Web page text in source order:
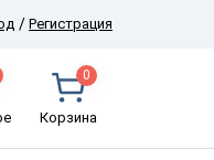
/ Регистрация
0
Корзина